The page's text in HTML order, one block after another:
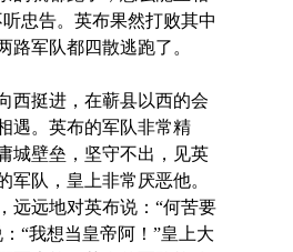
忠告。英布果然打败其中
路军队都四散逃跑了。
挺进，在蕲县以西的会
遇。英布的军队非常精
城壁垒，坚守不出，见英
军队，皇上非常厌恶他。
远远地对英布说：“何苦要
“我想当皇帝阿！”皇上大